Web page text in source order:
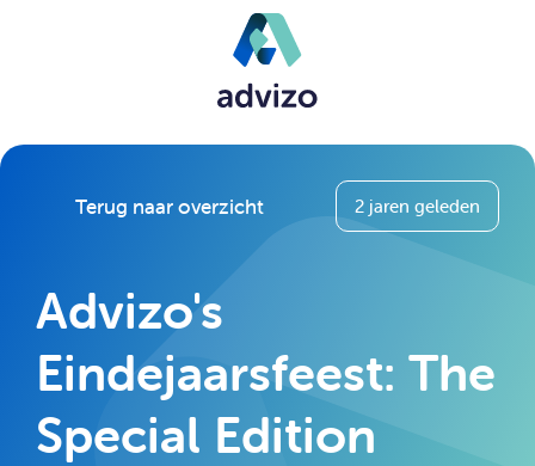
Terug naar overzicht 2 jaren geleden
Advizo's
Eindejaarsfeest: The
Special Edition